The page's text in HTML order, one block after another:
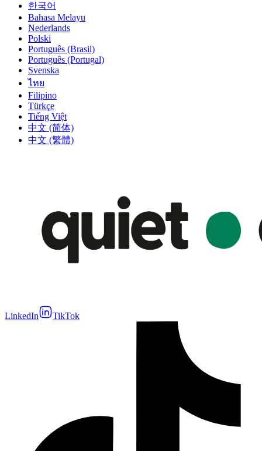
한국어
Bahasa Melayu
Nederlands
Polski
Português (Brasil)
Português (Portugal)
Svenska
ไทย
Filipino
Türkçe
Tiếng Việt
中文 (简体)
中文 (繁體)
LinkedIn TikTok